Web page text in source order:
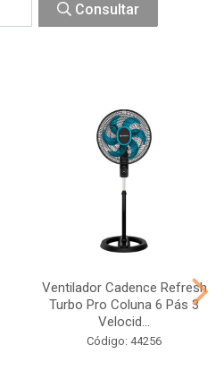
Consultar
Ventilador Cadence Refresh
Turbo Pro Coluna 6 Pás 3
Velocid...
Código: 44256